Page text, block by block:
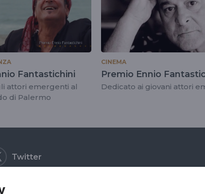
Fantastichini
attori emergenti al
di Palermo
CINEMA
Premio Ennio
Dedicato ai giovani attori
Twitter